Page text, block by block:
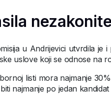
u Andrijevici utvrdila
uslove koji se odnose na
listi mora najmanje
najmanje po jedan